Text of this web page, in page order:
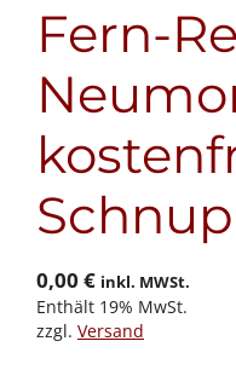
Fern-
0,00 € inkl. MWSt.
Enthält 19% MwSt.
zzgl. Versand